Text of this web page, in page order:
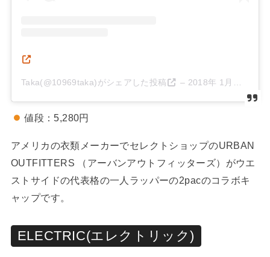
Taka(@10969taka)がシェアした投稿 – 2018年 1月月29日午後11時48分PST
値段：5,280円
アメリカの衣類メーカーでセレクトショップのURBAN
OUTFITTERS （アーバンアウトフィッターズ）がウエ
ストサイドの代表格の一人ラッパーの2pacのコラボキ
ャップです。
ELECTRIC(エレクトリック)